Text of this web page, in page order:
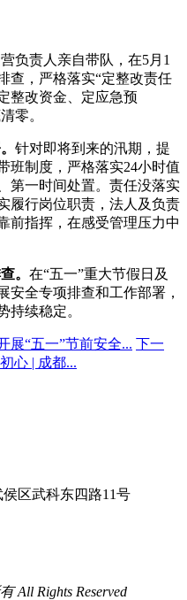
负责人亲自带队，在5月1
查，严格落实“定整改责任
整改资金、定应急预
零。
针对即将到来的汛期，提
班制度，严格落实24小时值
第一时间处置。责任没落实
履行岗位职责，法人及负责
前指挥，在感受管理压力中
。在“五一”重大节假日及
安全专项排查和工作部署，
持续稳定。
展“五一”节前安全... 下一
心 | 成都...
区武科东四路11号
All Rights Reserved